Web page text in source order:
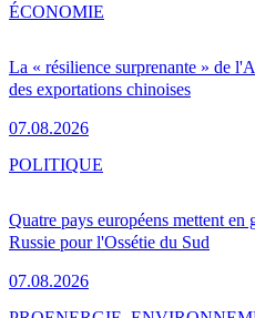
La « résilience surprenante » de
des exportations chinoises
07.08.2026
ÉCONOMIE
Quatre pays européens mettent en
Russie pour l'Ossétie du Sud
07.08.2026
POLITIQUE